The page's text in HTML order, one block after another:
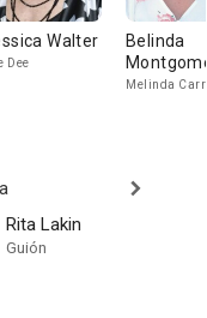
Walter
Dee
Belinda
Melinda Carr
Rita Lakin
Guión